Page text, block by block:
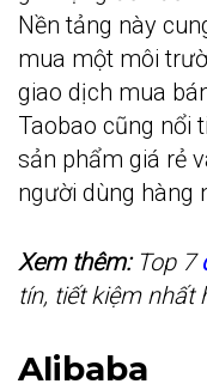
Nền tảng này
mua một môi
giao dịch mua
Taobao cũng nổi
sản phẩm giá rẻ
người dùng hàng
Xem thêm: Top 7
tín, tiết kiệm nhất
Alibaba